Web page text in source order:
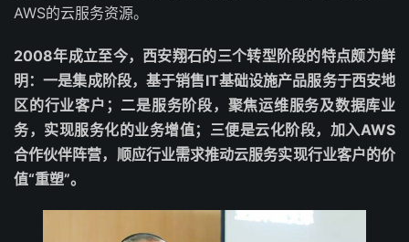
AWS的云服务资源。
2008年成立至今，西安翔石的三个转型阶段的特点颇为鲜
明：一是集成阶段，基于销售IT基础设施产品服务于西安地
区的行业客户；二是服务阶段，聚焦运维服务及数据库业
务，实现服务化的业务增值；三便是云化阶段，加入AWS
合作伙伴阵营，顺应行业需求推动云服务实现行业客户的价
值“重塑”。